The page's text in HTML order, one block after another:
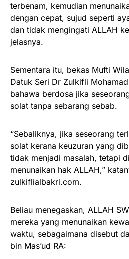
terbenam, kemudian
dengan cepat, sujud seperti
dan tidak mengingati ALLAH
jelasnya.
Sementara itu, bekas Mufti
Datuk Seri Dr Zulkifli
bahawa berdosa jika
solat tanpa sebarang sebab.
“Sebaliknya, jika seseorang
solat kerana keuzuran yang
tidak menjadi masalah, tetapi
menunaikan hak ALLAH,”
zulkiflialbakri.com.
Beliau menegaskan, ALLAH
mereka yang menunaikan
waktu, sebagaimana disebut
bin Mas’ud RA: